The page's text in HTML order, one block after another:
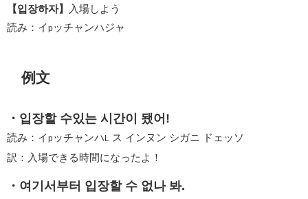
【입장하자】
入場しよう
読み：イpッチャンハジャ
例文
・입장할 수있는 시간이 됐어!
読み：イpッチャンハ
ス インヌン シガニ ドェッソ
訳：入場できる時間になったよ！
・여기서부터 입장할 수 없나 봐.